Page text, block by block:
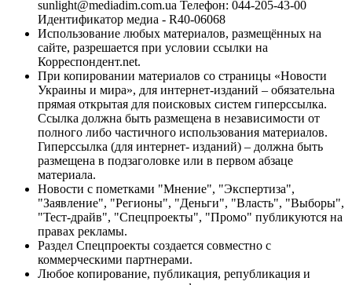
sunlight@mediadim.com.ua Телефон: 044-205-43-00
Идентификатор медиа - R40-06068
Использование любых материалов, размещённых на
сайте, разрешается при условии ссылки на
Корреспондент.net.
При копировании материалов со страницы «Новости
Украины и мира», для интернет-изданий – обязательна
прямая открытая для поисковых систем гиперссылка.
Ссылка должна быть размещена в независимости от
полного либо частичного использования материалов.
Гиперссылка (для интернет- изданий) – должна быть
размещена в подзаголовке или в первом абзаце
материала.
Новости с пометками "Мнение", "Экспертиза",
"Заявление", "Регионы", "Деньги", "Власть", "Выборы",
"Тест-драйв", "Спецпроекты", "Промо" публикуются на
правах рекламы.
Раздел Спецпроекты создается совместно с
коммерческими партнерами.
Любое копирование, публикация, републикация и